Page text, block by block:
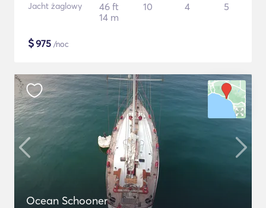
Jacht żaglowy
46 ft
14 m
10 4 5
$975 /noc
Ocean Schooner